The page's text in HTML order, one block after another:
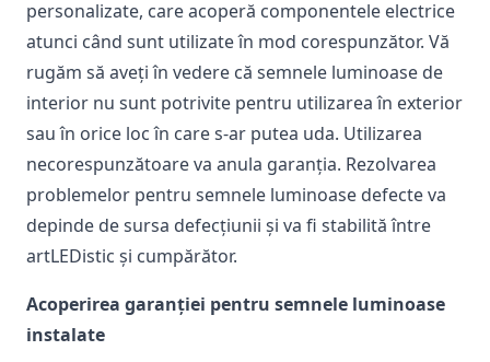
personalizate, care acoperă componentele electrice
atunci când sunt utilizate în mod corespunzător. Vă
rugăm să aveți în vedere că semnele luminoase de
interior nu sunt potrivite pentru utilizarea în exterior
sau în orice loc în care s-ar putea uda. Utilizarea
necorespunzătoare va anula garanția. Rezolvarea
problemelor pentru semnele luminoase defecte va
depinde de sursa defecțiunii și va fi stabilită între
artLEDistic și cumpărător.
Acoperirea garanției pentru semnele luminoase
instalate